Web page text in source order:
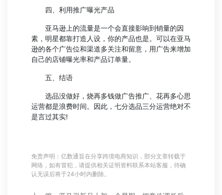
四、利用推广曝光产品
亚马逊上的流量是一个会直接影响到销量的因
素，明星都靠打造人设，你的产品也是。可以在亚马
逊的各个广告位和渠道多关注和留意，用广告来增加
自己的店铺曝光率和产品订单量。
五、结语
选品没做好，烧再多钱做广告推广、花再多心思
运营都是浪费时间。因此，七分选品三分运营绝对不
是言过其实!
免责声明：亿数通旨在分享跨境电商知识，部分文章转载于
网络，如有冒犯，请提供相关证明资料联系本站客服，待确
认无误后将于24小时内删除。